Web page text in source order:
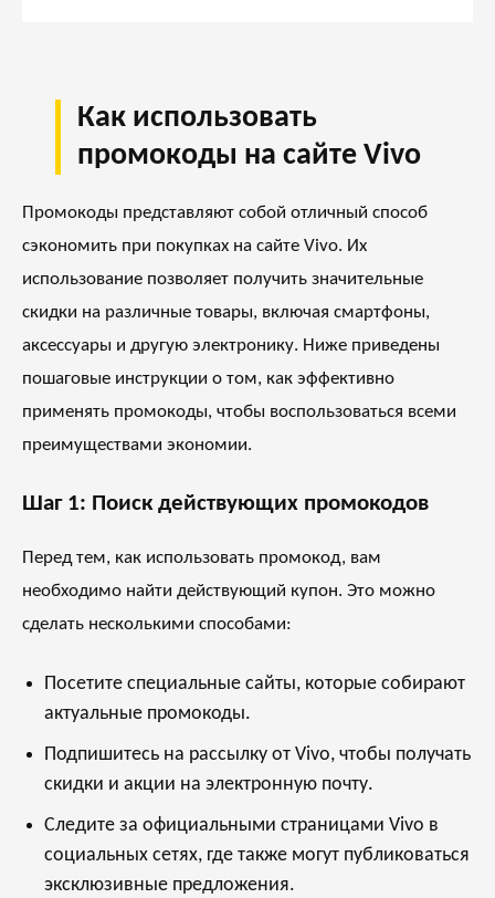
Как использовать
промокоды на сайте Vivo
Промокоды представляют собой отличный способ
сэкономить при покупках на сайте Vivo. Их
использование позволяет получить значительные
скидки на различные товары, включая смартфоны,
аксессуары и другую электронику. Ниже приведены
пошаговые инструкции о том, как эффективно
применять промокоды, чтобы воспользоваться всеми
преимуществами экономии.
Шаг 1: Поиск действующих промокодов
Перед тем, как использовать промокод, вам
необходимо найти действующий купон. Это можно
сделать несколькими способами:
Посетите специальные сайты, которые собирают
актуальные промокоды.
Подпишитесь на рассылку от Vivo, чтобы получать
скидки и акции на электронную почту.
Следите за официальными страницами Vivo в
социальных сетях, где также могут публиковаться
эксклюзивные предложения.